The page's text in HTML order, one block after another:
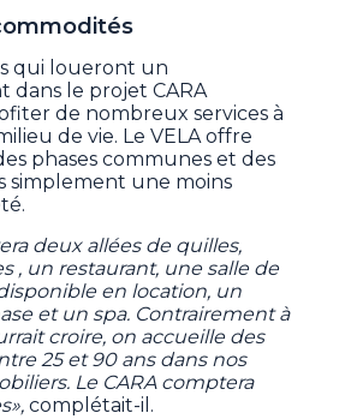
qui loueront un
dans le projet CARA
de nombreux services à
de vie. Le VELA offre
phases communes et des
simplement une moins
deux allées de quilles,
, un restaurant, une salle de
en location, un
et un spa. Contrairement à
croire, on accueille des
25 et 90 ans dans nos
Le CARA comptera
complétait-il.